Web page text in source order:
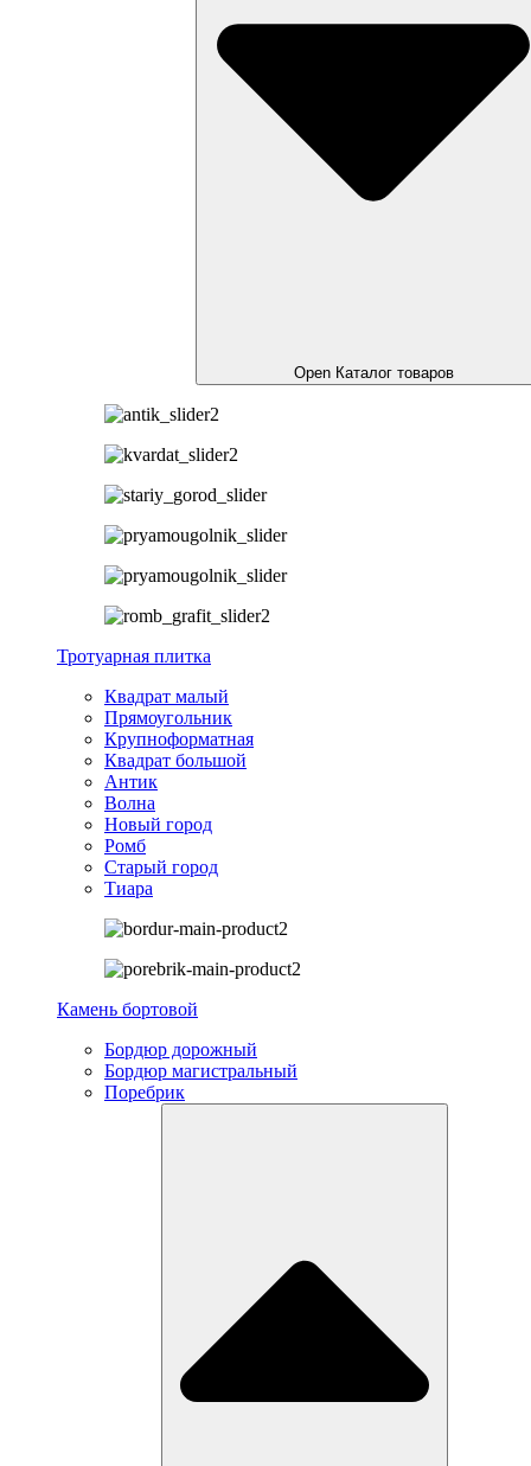
Open Каталог товаров
Тротуарная плитка
Квадрат малый
Прямоугольник
Крупноформатная
Квадрат большой
Антик
Волна
Новый город
Ромб
Старый город
Тиара
Камень бортовой
Бордюр дорожный
Бордюр магистральный
Поребрик